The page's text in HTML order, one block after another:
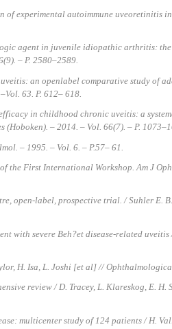
experimental autoimmune uveoretinitis
agent in juvenile idiopathic arthritis:
– P. 2580–2589.
an openlabel comparative study of
63. P. 612– 618.
in childhood chronic uveitis: a
– 2014. – Vol. 66(7). – P.
– 1995. – Vol. 6. – P.57– 61.
First International Workshop. Am J
open-label, prospective trial. / Suhler E.
with severe Beh?et disease-related
H. Isa, L. Joshi [et al] //
review / D. Tracey, L. Klareskog, E.
multicenter study of 124 patients / H.